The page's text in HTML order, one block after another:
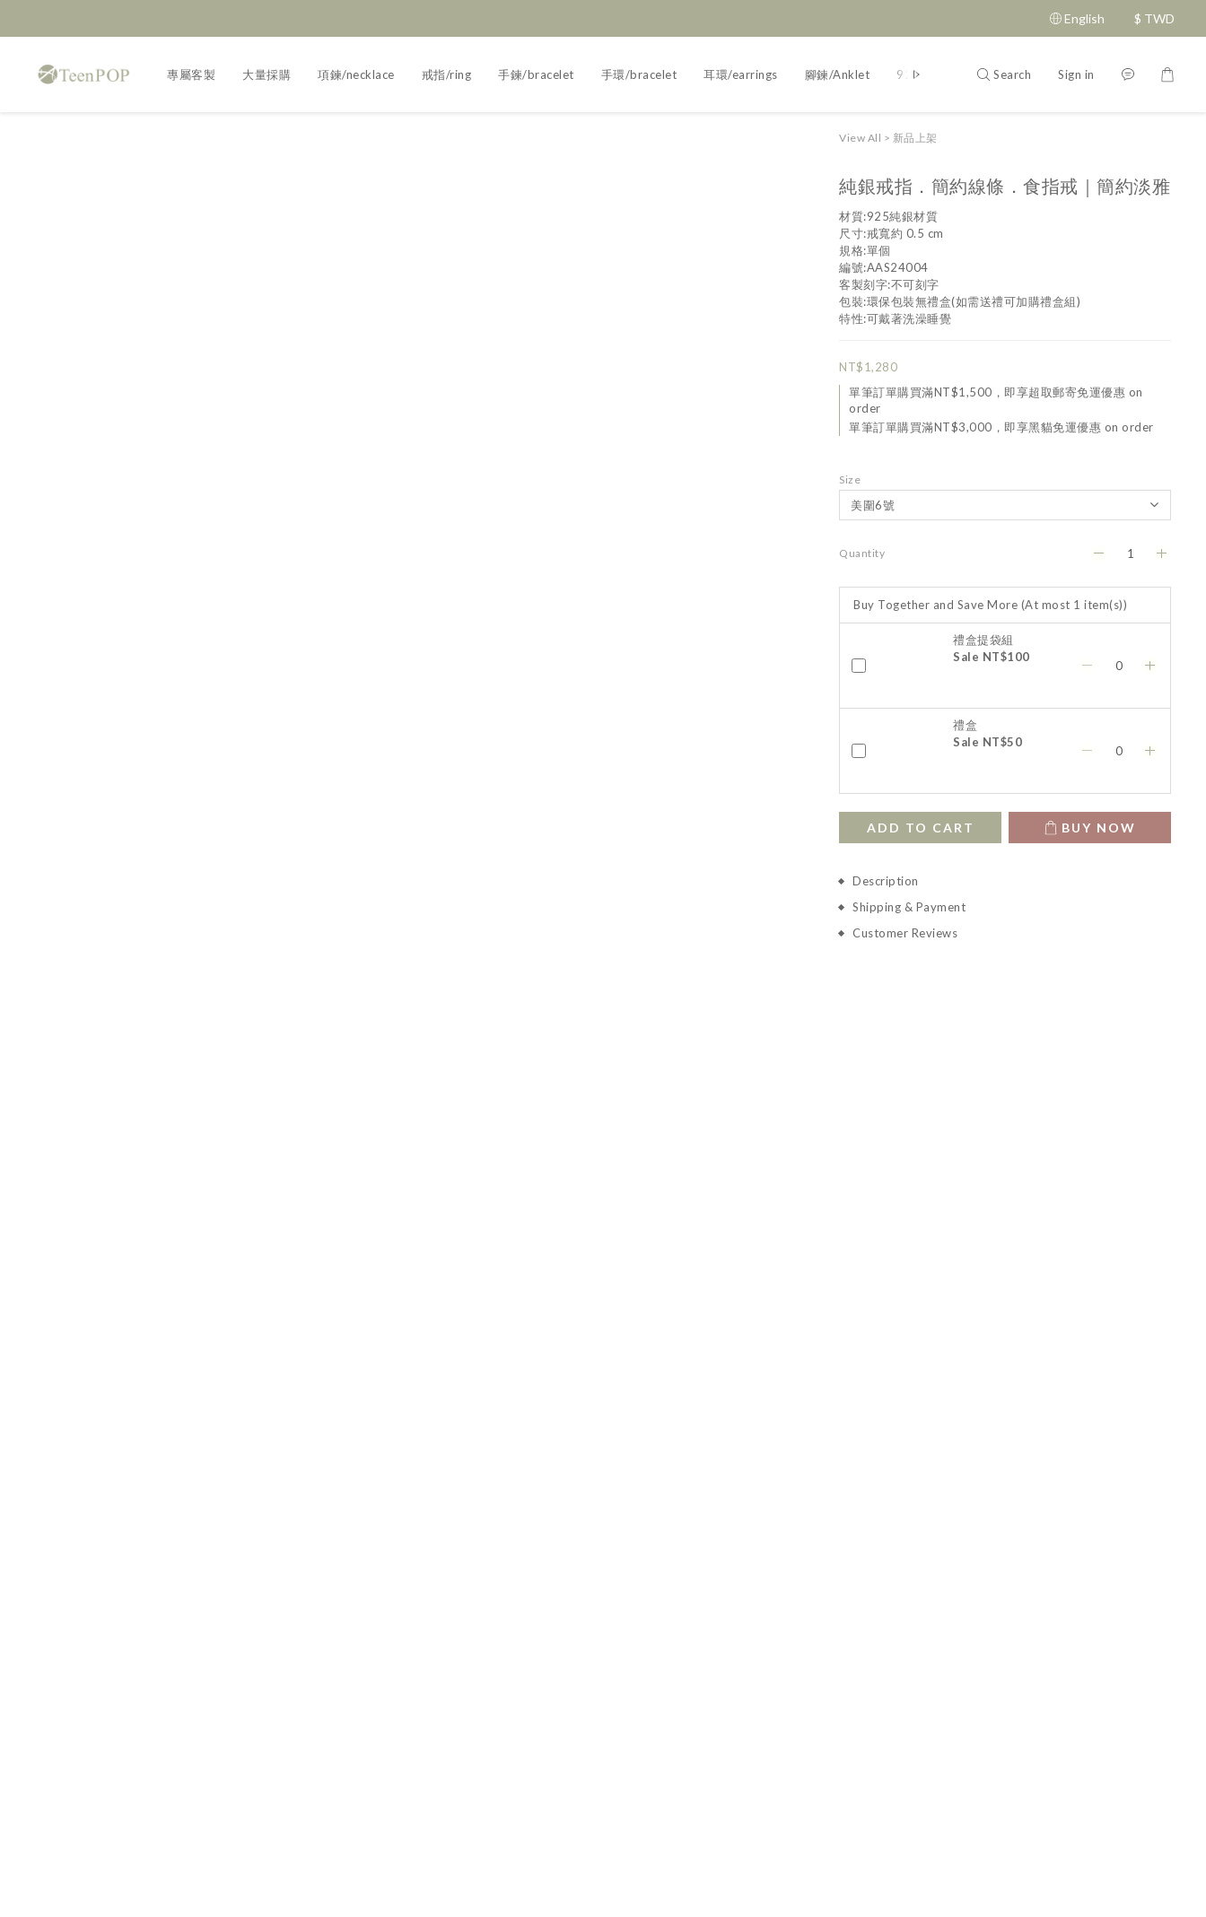
English $ TWD
專屬客製 大量採購 項鍊/necklace 戒指/ring 手鍊/bracelet 手環/bracelet 耳環/earrings 腳鍊/Anklet 925純銀/silver 刻字說明 飾品二三事 飾品
Search Sign in
View All > 新品上架
純銀戒指．簡約線條．食指戒｜簡約淡雅
材質:925純銀材質
尺寸:戒寬約 0.5 cm
規格:單個
編號:AAS24004
客製刻字:不可刻字
包裝:環保包裝無禮盒(如需送禮可加購禮盒組)
特性:可戴著洗澡睡覺
NT$1,280
單筆訂單購買滿NT$1,500，即享超取郵寄免運優惠 on
order
單筆訂單購買滿NT$3,000，即享黑貓免運優惠 on order
Size
Quantity
Buy Together and Save More (At most 1 item(s))
禮盒提袋組
Sale NT$100
禮盒
Sale NT$50
ADD TO CART BUY NOW
Description
Shipping & Payment
Customer Reviews